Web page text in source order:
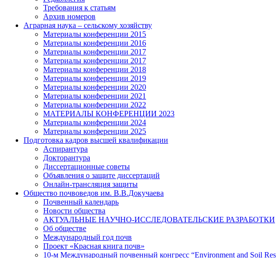
Требования к статьям
Архив номеров
Аграрная наука – сельскому хозяйству
Материалы конференции 2015
Материалы конференции 2016
Материалы конференции 2017
Материалы конференции 2017
Материалы конференции 2018
Материалы конференции 2019
Материалы конференции 2020
Материалы конференции 2021
Материалы конференции 2022
МАТЕРИАЛЫ КОНФЕРЕНЦИИ 2023
Материалы конференции 2024
Материалы конференции 2025
Подготовка кадров высшей квалификации
Аспирантура
Докторантура
Диссертационные советы
Объявления о защите диссертаций
Онлайн-трансляция защиты
Общество почвоведов им. В.В.Докучаева
Почвенный календарь
Новости общества
АКТУАЛЬНЫЕ НАУЧНО-ИССЛЕДОВАТЕЛЬСКИЕ РАЗРАБОТКИ
Об обществе
Международный год почв
Проект «Красная книга почв»
10-м Международный почвенный конгресс “Environment and Soil